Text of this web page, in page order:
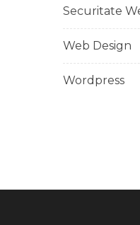
Securitate
Web Design
Wordpress